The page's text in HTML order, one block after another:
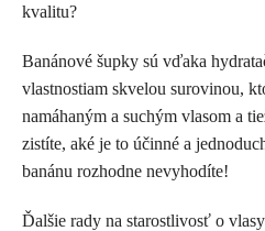
kvalitu?
Banánové šupky sú vďaka
vlastnostiam skvelou surovinou,
namáhaným a suchým vlasom a
zistíte, aké je to účinné a
banánu rozhodne nevyhodíte!
Ďalšie rady na starostlivosť o